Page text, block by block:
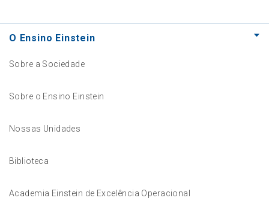
O Ensino Einstein
Sobre a Sociedade
Sobre o Ensino Einstein
Nossas Unidades
Biblioteca
Academia Einstein de Excelência Operacional